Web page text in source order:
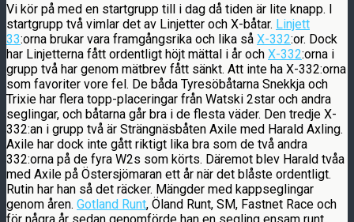
Vi kör på med en startgrupp till i dag då tiden är lite knapp. I
startgrupp två vimlar det av Linjetter och X-båtar. Linjett
33:orna brukar vara framgångsrika och lika så X-332:or. Dock
har Linjetterna fått ordentligt höjt mättal i år och X-332:orna i
grupp två har genom mätbrev fått sänkt. Att inte ha X-332:orna
som favoriter vore fel. De båda Tyresöbåtarna Snekkja och
Trixie har flera topp-placeringar från Watski 2star och andra
seglingar, och båtarna går bra i de flesta väder. Den tredje X-
332:an i grupp två är Strängnäsbåten Axile med Harald Axling.
Axile har dock inte gått riktigt lika bra som de två andra
332:orna på de fyra W2s som körts. Däremot blev Harald tvåa
med Axile på Östersjömaran ett år när det blåste ordentligt.
Rutin har han så det räcker. Mängder med kappseglingar
genom åren. Gotland Runt, Öland Runt, SM, Fastnet Race och
för några år sedan genomförde han en segling ensam runt